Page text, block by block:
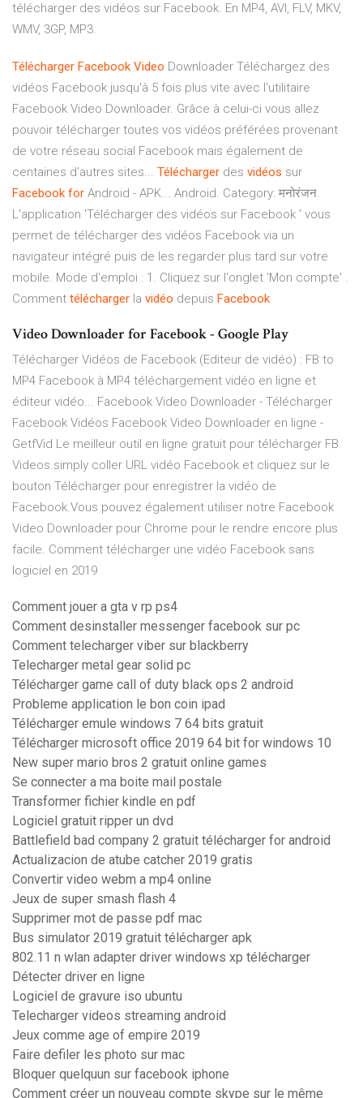
télécharger des vidéos sur Facebook. En MP4, AVI, FLV, MKV,
WMV, 3GP, MP3.
Télécharger Facebook Video Downloader Téléchargez des
vidéos Facebook jusqu'à 5 fois plus vite avec l'utilitaire
Facebook Video Downloader. Grâce à celui-ci vous allez
pouvoir télécharger toutes vos vidéos préférées provenant
de votre réseau social Facebook mais également de
centaines d'autres sites... Télécharger des vidéos sur
Facebook for Android - APK... Android. Category: मनोरंजन.
L'application 'Télécharger des vidéos sur Facebook ' vous
permet de télécharger des vidéos Facebook via un
navigateur intégré puis de les regarder plus tard sur votre
mobile. Mode d'emploi : 1. Cliquez sur l'onglet 'Mon compte' .
Comment télécharger la vidéo depuis Facebook
Video Downloader for Facebook - Google Play
Télécharger Vidéos de Facebook (Editeur de vidéo) : FB to
MP4 Facebook à MP4 téléchargement vidéo en ligne et
éditeur vidéo... Facebook Video Downloader - Télécharger
Facebook Vidéos Facebook Video Downloader en ligne -
GetfVid Le meilleur outil en ligne gratuit pour télécharger FB
Videos.simply coller URL vidéo Facebook et cliquez sur le
bouton Télécharger pour enregistrer la vidéo de
Facebook.Vous pouvez également utiliser notre Facebook
Video Downloader pour Chrome pour le rendre encore plus
facile. Comment télécharger une vidéo Facebook sans
logiciel en 2019
Comment jouer a gta v rp ps4
Comment desinstaller messenger facebook sur pc
Comment telecharger viber sur blackberry
Telecharger metal gear solid pc
Télécharger game call of duty black ops 2 android
Probleme application le bon coin ipad
Télécharger emule windows 7 64 bits gratuit
Télécharger microsoft office 2019 64 bit for windows 10
New super mario bros 2 gratuit online games
Se connecter a ma boite mail postale
Transformer fichier kindle en pdf
Logiciel gratuit ripper un dvd
Battlefield bad company 2 gratuit télécharger for android
Actualizacion de atube catcher 2019 gratis
Convertir video webm a mp4 online
Jeux de super smash flash 4
Supprimer mot de passe pdf mac
Bus simulator 2019 gratuit télécharger apk
802.11 n wlan adapter driver windows xp télécharger
Détecter driver en ligne
Logiciel de gravure iso ubuntu
Telecharger videos streaming android
Jeux comme age of empire 2019
Faire defiler les photo sur mac
Bloquer quelquun sur facebook iphone
Comment créer un nouveau compte skype sur le même